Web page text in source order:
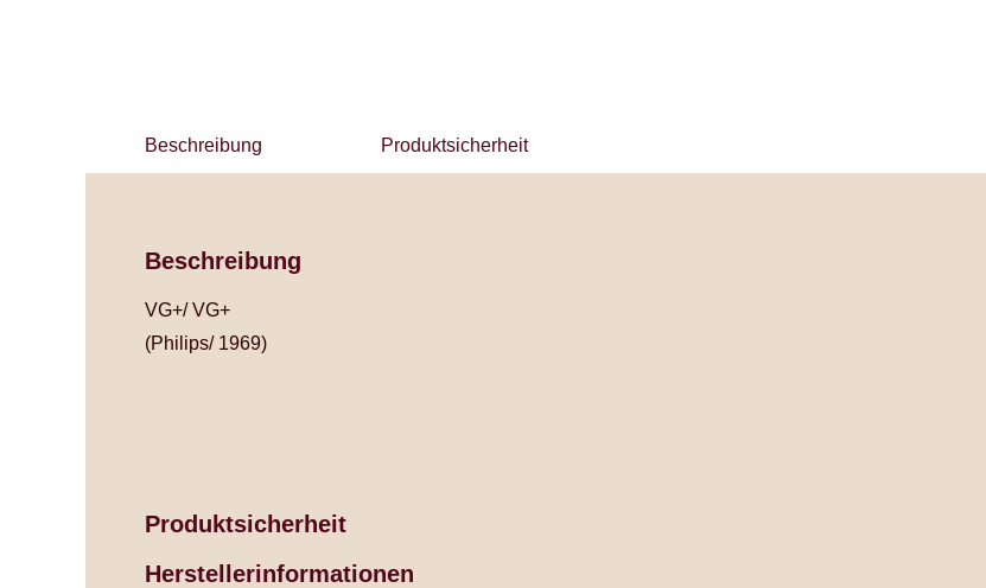
Beschreibung Produktsicherheit
Beschreibung
VG+/ VG+
(Philips/ 1969)
Produktsicherheit
Herstellerinformationen